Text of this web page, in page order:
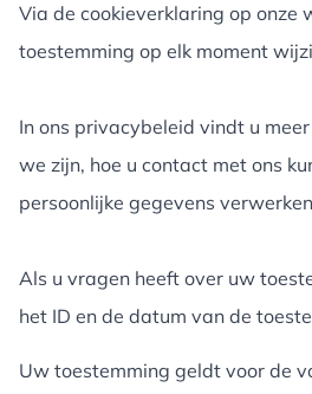
Via de cookieverklaring op onze
toestemming op elk moment
In ons privacybeleid vindt u
we zijn, hoe u contact met ons
persoonlijke gegevens
Als u vragen heeft over uw
het ID en de datum van de
Uw toestemming geldt voor de